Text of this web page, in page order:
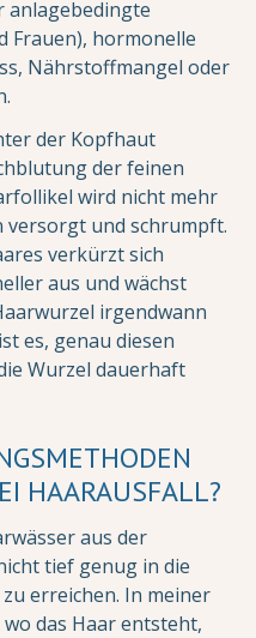
anlagebedingte
Frauen), hormonelle
Nährstoffmangel oder
der Kopfhaut
der feinen
wird nicht mehr
und schrumpft.
verkürzt sich
aus und wächst
irgendwann
es, genau diesen
Wurzel dauerhaft
HAARAUSFALL?
aus der
tief genug in die
erreichen. In meiner
das Haar entsteht,